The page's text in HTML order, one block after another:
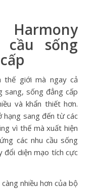
Harmony
sống
thế giới mà ngay cả
sang, sống đẳng cấp
và khẩn thiết hơn.
hạng sang đến từ các
vì thế mà xuất hiện
các nhu cầu sống
đổi diện mạo tích cực
nhiều hơn của bộ